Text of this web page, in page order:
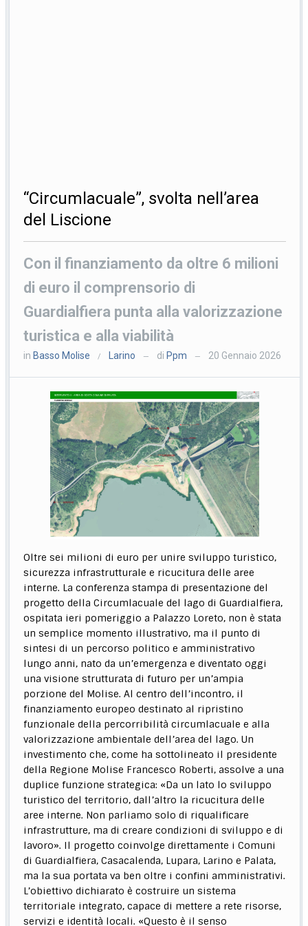
“Circumlacuale”, svolta nell’area
del Liscione
Con il finanziamento da oltre 6 milioni
di euro il comprensorio di
Guardialfiera punta alla valorizzazione
turistica e alla viabilità
in Basso Molise / Larino — di Ppm — 20 Gennaio 2026
Oltre sei milioni di euro per unire sviluppo turistico,
sicurezza infrastrutturale e ricucitura delle aree
interne. La conferenza stampa di presentazione del
progetto della Circumlacuale del lago di Guardialfiera,
ospitata ieri pomeriggio a Palazzo Loreto, non è stata
un semplice momento illustrativo, ma il punto di
sintesi di un percorso politico e amministrativo
lungo anni, nato da un’emergenza e diventato oggi
una visione strutturata di futuro per un’ampia
porzione del Molise. Al centro dell’incontro, il
finanziamento europeo destinato al ripristino
funzionale della percorribilità circumlacuale e alla
valorizzazione ambientale dell’area del lago. Un
investimento che, come ha sottolineato il presidente
della Regione Molise Francesco Roberti, assolve a una
duplice funzione strategica: «Da un lato lo sviluppo
turistico del territorio, dall’altro la ricucitura delle
aree interne. Non parliamo solo di riqualificare
infrastrutture, ma di creare condizioni di sviluppo e di
lavoro». Il progetto coinvolge direttamente i Comuni
di Guardialfiera, Casacalenda, Lupara, Larino e Palata,
ma la sua portata va ben oltre i confini amministrativi.
L’obiettivo dichiarato è costruire un sistema
territoriale integrato, capace di mettere a rete risorse,
servizi e identità locali. «Questo è il senso